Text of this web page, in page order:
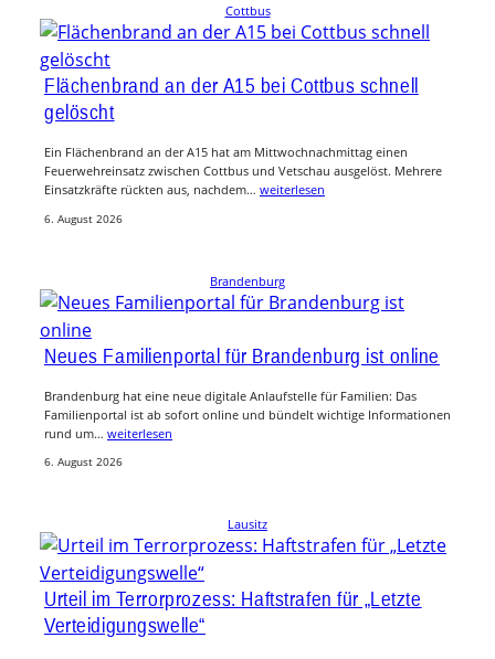
Cottbus
Flächenbrand an der A15 bei Cottbus schnell
gelöscht
Ein Flächenbrand an der A15 hat am Mittwochnachmittag einen
Feuerwehreinsatz zwischen Cottbus und Vetschau ausgelöst. Mehrere
Einsatzkräfte rückten aus, nachdem… weiterlesen
6. August 2026
Brandenburg
Neues Familienportal für Brandenburg ist online
Brandenburg hat eine neue digitale Anlaufstelle für Familien: Das
Familienportal ist ab sofort online und bündelt wichtige Informationen
rund um… weiterlesen
6. August 2026
Lausitz
Urteil im Terrorprozess: Haftstrafen für „Letzte
Verteidigungswelle“